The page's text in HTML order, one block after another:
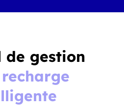
de gestion